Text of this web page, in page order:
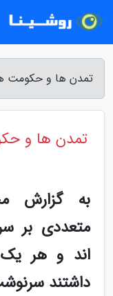
تمدن ها و حکومت
تمدن ها و
به گزارش
متعددی بر
اند و هر
داشتند